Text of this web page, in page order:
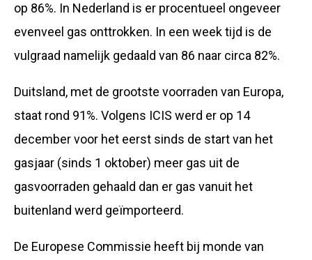
op 86%. In Nederland is er procentueel ongeveer
evenveel gas onttrokken. In een week tijd is de
vulgraad namelijk gedaald van 86 naar circa 82%.
Duitsland, met de grootste voorraden van Europa,
staat rond 91%. Volgens ICIS werd er op 14
december voor het eerst sinds de start van het
gasjaar (sinds 1 oktober) meer gas uit de
gasvoorraden gehaald dan er gas vanuit het
buitenland werd geïmporteerd.
De Europese Commissie heeft bij monde van